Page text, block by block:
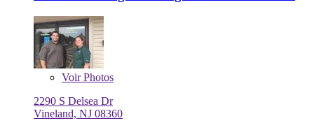
VoirPhotos
2290 S Delsea Dr
Vineland, NJ 08360